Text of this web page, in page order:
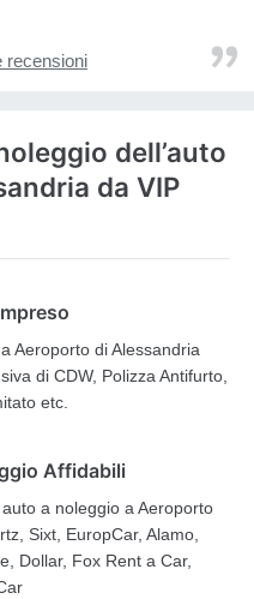
recensioni
dell’auto
da VIP
Aeroporto di Alessandria
di CDW, Polizza Antifurto,
etc.
Affidabili
a noleggio a Aeroporto
Sixt, EuropCar, Alamo,
Dollar, Fox Rent a Car,